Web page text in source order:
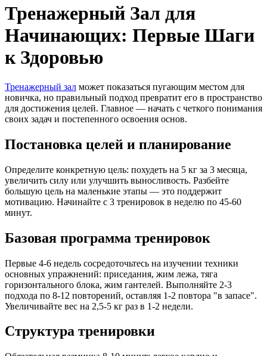
Тренажерный Зал для
Начинающих: Первые Шаги
к Здоровью
Тренажерный зал может показаться пугающим местом для
новичка, но правильный подход превратит его в пространство
для достижения целей. Главное — начать с четкого понимания
своих задач и постепенного освоения основ.
Постановка целей и планирование
Определите конкретную цель: похудеть на 5 кг за 3 месяца,
увеличить силу или улучшить выносливость. Разбейте
большую цель на маленькие этапы — это поддержит
мотивацию. Начинайте с 3 тренировок в неделю по 45-60
минут.
Базовая программа тренировок
Первые 4-6 недель сосредоточьтесь на изучении техники
основных упражнений: приседания, жим лежа, тяга
горизонтального блока, жим гантелей. Выполняйте 2-3
подхода по 8-12 повторений, оставляя 1-2 повтора "в запасе".
Увеличивайте вес на 2,5-5 кг раз в 1-2 недели.
Структура тренировки